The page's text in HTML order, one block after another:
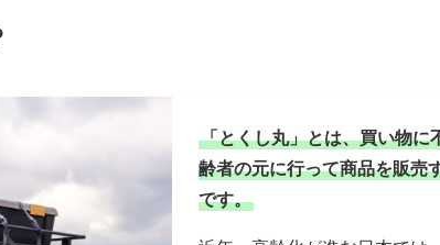
「とくし丸」とは、買い物に
齢者の元に行って商品を販売
です。